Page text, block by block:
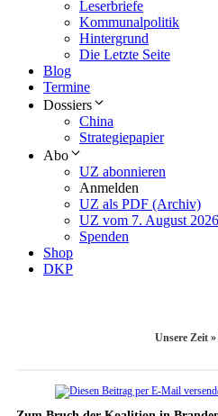
Leserbriefe
Kommunalpolitik
Hintergrund
Die Letzte Seite
Blog
Termine
Dossiers
China
Strategiepapier
Abo
UZ abonnieren
Anmelden
UZ als PDF (Archiv)
UZ vom 7. August 2026
Spenden
Shop
DKP
Unsere Zeit »